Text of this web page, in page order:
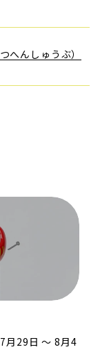
へんしゅうぶ）
月29日 ～ 8月4